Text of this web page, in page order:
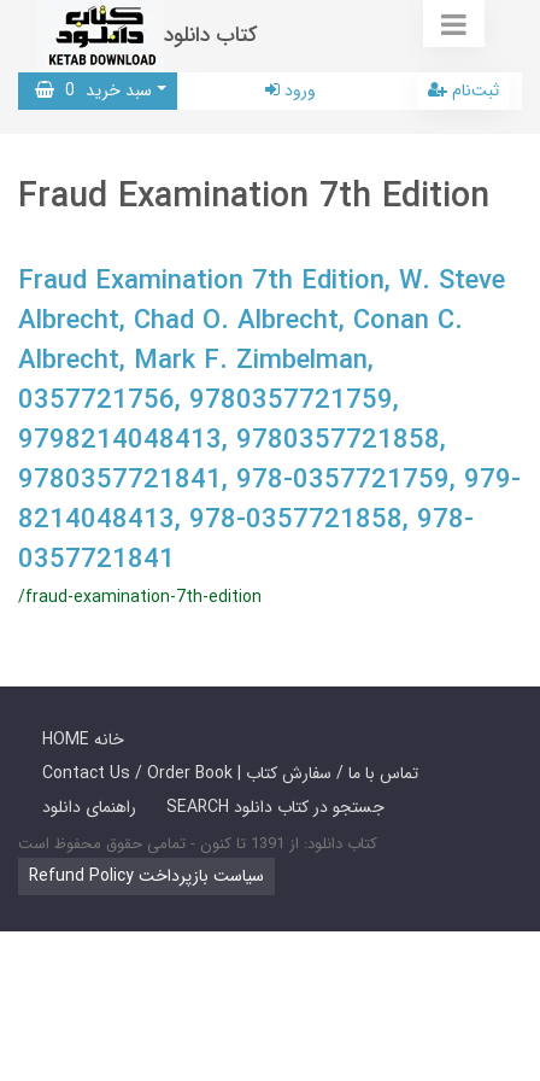
کتاب دانلود
سبد خرید 0 ورود ثبت‌نام
Fraud Examination 7th Edition
Fraud Examination 7th Edition, W. Steve
Albrecht, Chad O. Albrecht, Conan C.
Albrecht, Mark F. Zimbelman,
0357721756, 9780357721759,
9798214048413, 9780357721858,
9780357721841, 978-0357721759, 979-
8214048413, 978-0357721858, 978-
0357721841
/fraud-examination-7th-edition
HOME خانه
Contact Us / Order Book | تماس با ما / سفارش کتاب
راهنمای دانلود
SEARCH جستجو در کتاب دانلود
کتاب دانلود: از 1391 تا کنون - تمامی حقوق محفوظ است
Refund Policy سیاست بازپرداخت